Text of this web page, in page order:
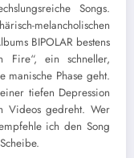
Songs.
melancholischen
BIPOLAR bestens
Fire“, ein schneller,
Phase geht.
tiefen Depression
Videos gedreht. Wer
ich den Song